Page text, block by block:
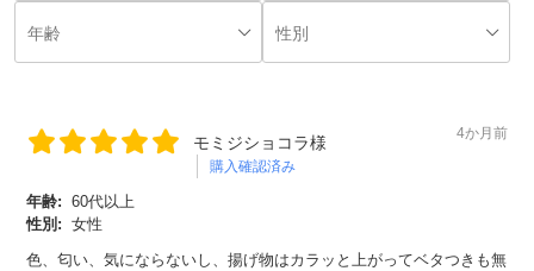
モミジショコラ様
購入確認済み
4か月前
年齢: 60代以上
性別: 女性
色、匂い、気にならないし、揚げ物はカラッと上がってベタつきも無